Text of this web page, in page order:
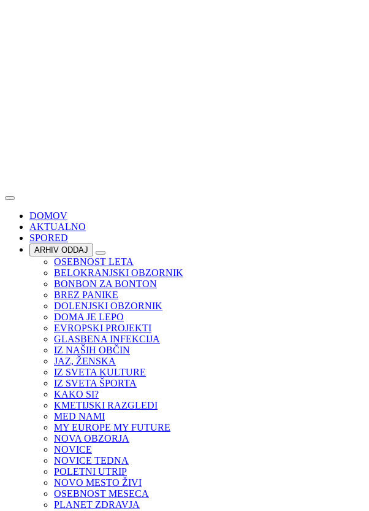
DOMOV
AKTUALNO
SPORED
ARHIV ODDAJ
OSEBNOST LETA
BELOKRANJSKI OBZORNIK
BONBON ZA BONTON
BREZ PANIKE
DOLENJSKI OBZORNIK
DOMA JE LEPO
EVROPSKI PROJEKTI
GLASBENA INFEKCIJA
IZ NAŠIH OBČIN
JAZ, ŽENSKA
IZ SVETA KULTURE
IZ SVETA ŠPORTA
KAKO SI?
KMETIJSKI RAZGLEDI
MED NAMI
MY EUROPE MY FUTURE
NOVA OBZORJA
NOVICE
NOVICE TEDNA
POLETNI UTRIP
NOVO MESTO ŽIVI
OSEBNOST MESECA
PLANET ZDRAVJA